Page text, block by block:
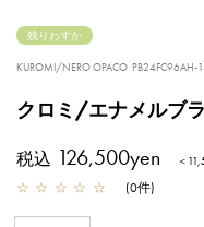
残りわずか
KUROMI/NERO OPACO PB24FC96AH-
クロミ/エナメルブ
税込 126,500yen ＜
☆ ☆ ☆ ☆ ☆ (0件)